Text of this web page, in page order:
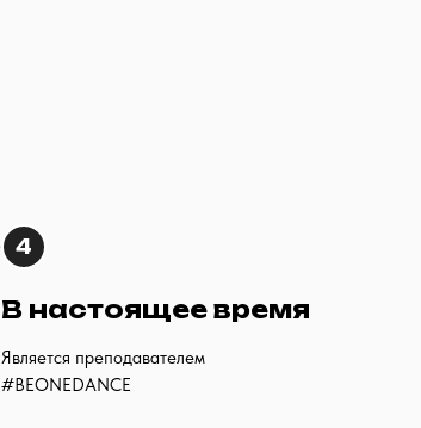
4
В настоящее время
Является преподавателем
#BEONEDANCE